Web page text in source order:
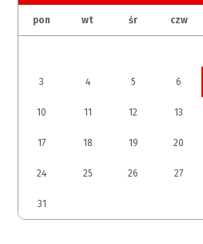
pon wt śr czw
3 4 5 6
10 11 12 13
17 18 19 20
24 25 26 27
31